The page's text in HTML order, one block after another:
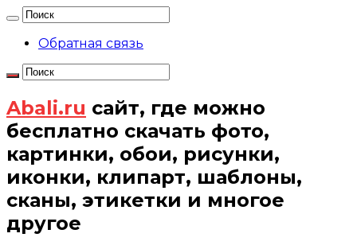
Обратная связь
Abali.ru сайт, где можно
бесплатно скачать фото,
картинки, обои, рисунки,
иконки, клипарт, шаблоны,
сканы, этикетки и многое
другое